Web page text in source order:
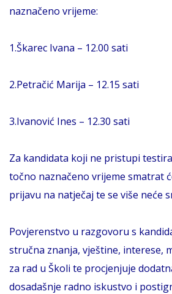
naznačeno vrijeme:
1.Škarec Ivana – 12.00 sati
2.Petračić Marija – 12.15 sati
3.Ivanović Ines – 12.30 sati
Za kandidata koji ne pristupi
točno naznačeno vrijeme smatrat
prijavu na natječaj te se više neće
Povjerenstvo u razgovoru s
stručna znanja, vještine, interese,
za rad u Školi te procjenjuje
dosadašnje radno iskustvo i